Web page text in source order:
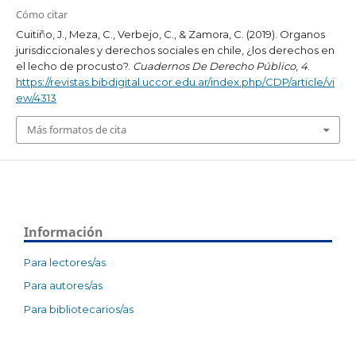
Cómo citar
Cuitiño, J., Meza, C., Verbejo, C., & Zamora, C. (2019). Organos
jurisdiccionales y derechos sociales en chile, ¿los derechos en
el lecho de procusto?. Cuadernos De Derecho Público, 4.
https://revistas.bibdigital.uccor.edu.ar/index.php/CDP/article/vi
ew/4313
Más formatos de cita
Información
Para lectores/as
Para autores/as
Para bibliotecarios/as